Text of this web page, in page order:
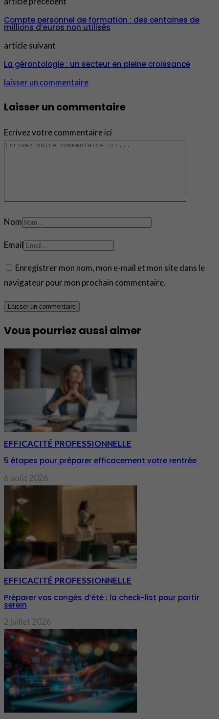
Compte personnel de formation : des centaines de
millions d’euros non utilisés
article suivant
La gérontologie : un secteur en pleine croissance
laisser un commentaire
Laisser un commentaire
Ecrivez votre commentaire ici
Nom
Email
Enregistrer mon nom, mon e-mail et mon site dans le
navigateur pour mon prochain commentaire.
Vous pourriez aussi aimer
EFFICACITÉ PROFESSIONNELLE
5 étapes pour préparer efficacement votre rentrée
6 août 2026
EFFICACITÉ PROFESSIONNELLE
Préparer vos congés d’été : la check-list pour partir
serein
2 juillet 2026